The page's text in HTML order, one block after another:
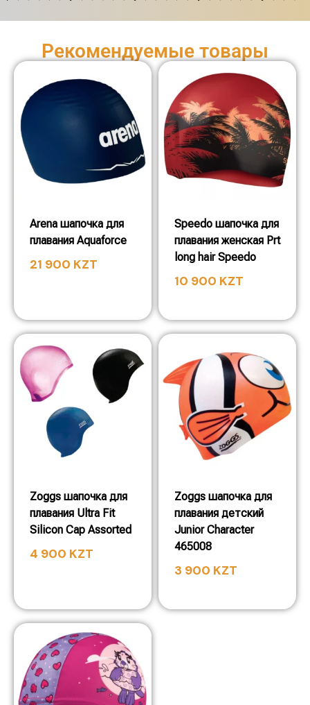
Рекомендуемые товары
Arena шапочка для
плавания Aquaforce
21 900 KZT
Speedo шапочка для
плавания женская Prt
long hair Speedo
10 900 KZT
Zoggs шапочка для
плавания Ultra Fit
Silicon Cap Assorted
4 900 KZT
Zoggs шапочка для
плавания детский
Junior Character
465008
3 900 KZT